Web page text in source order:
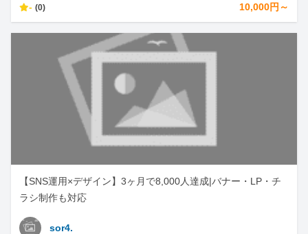
- (0) 10,000円～
【SNS運用×デザイン】3ヶ月で8,000人達成|バナー・LP・チ
ラシ制作も対応
sor4.